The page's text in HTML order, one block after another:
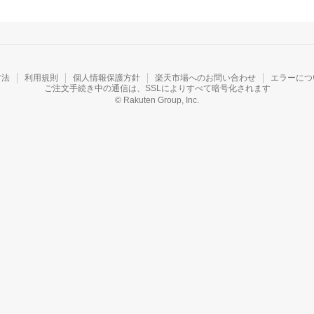
利用規則 個人情報保護方針 楽天市場へのお問い合わせ
エラーに
ご注文手続き中の通信は、SSLによりすべて暗号化されます
© Rakuten Group, Inc.